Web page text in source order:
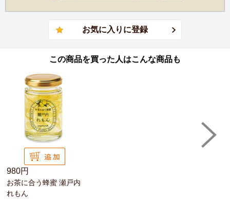
この商品を買った人はこんな商品も
980円
お茶に合う蜂蜜 瀬戸内
れもん